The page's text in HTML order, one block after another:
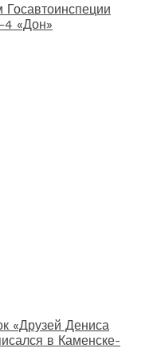
Госавтоинспеции
4 «Дон»
«Друзей Дениса
в Каменске-